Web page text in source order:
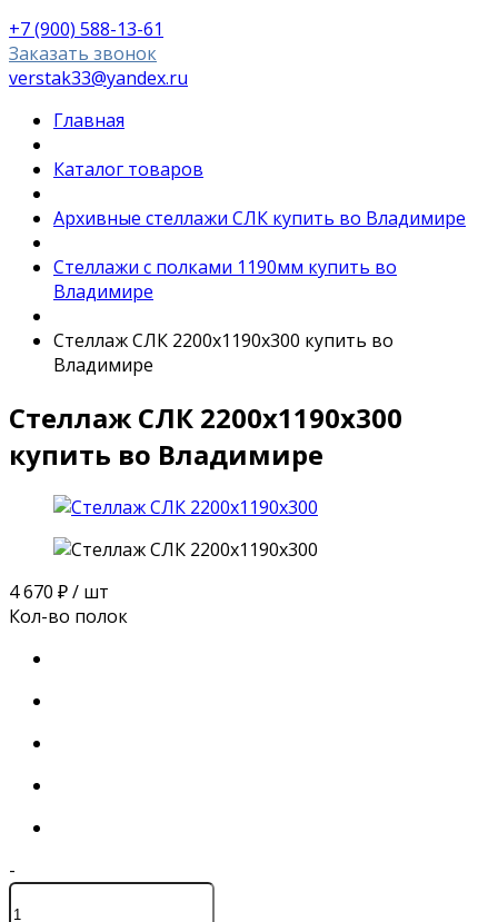
+7 (900) 588-13-61
Заказать звонок
verstak33@yandex.ru
Главная
Каталог товаров
Архивные стеллажи СЛК купить во Владимире
Стеллажи с полками 1190мм купить во
Владимире
Стеллаж СЛК 2200х1190х300 купить во
Владимире
Стеллаж СЛК 2200х1190х300
купить во Владимире
4 670 ₽/ шт
Кол-во полок
-